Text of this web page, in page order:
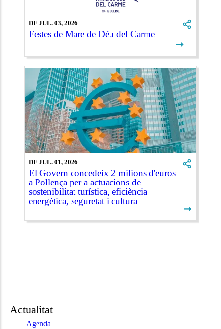
Actualitat
Agenda
DE JUL. 03, 2026
Festes de Mare de Déu del Carme
➞
DE JUL. 01, 2026
El Govern concedeix 2 milions d'euros
a Pollença per a actuacions de
sostenibilitat turística, eficiència
energètica, seguretat i cultura
➞